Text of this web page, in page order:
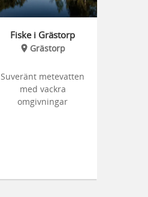
Fiske i Grästorp
Grästorp
Suveränt metevatten
med vackra
omgivningar